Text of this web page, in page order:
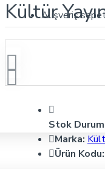
Alışveriş
Kültür
Stok
Marka:
Ürün